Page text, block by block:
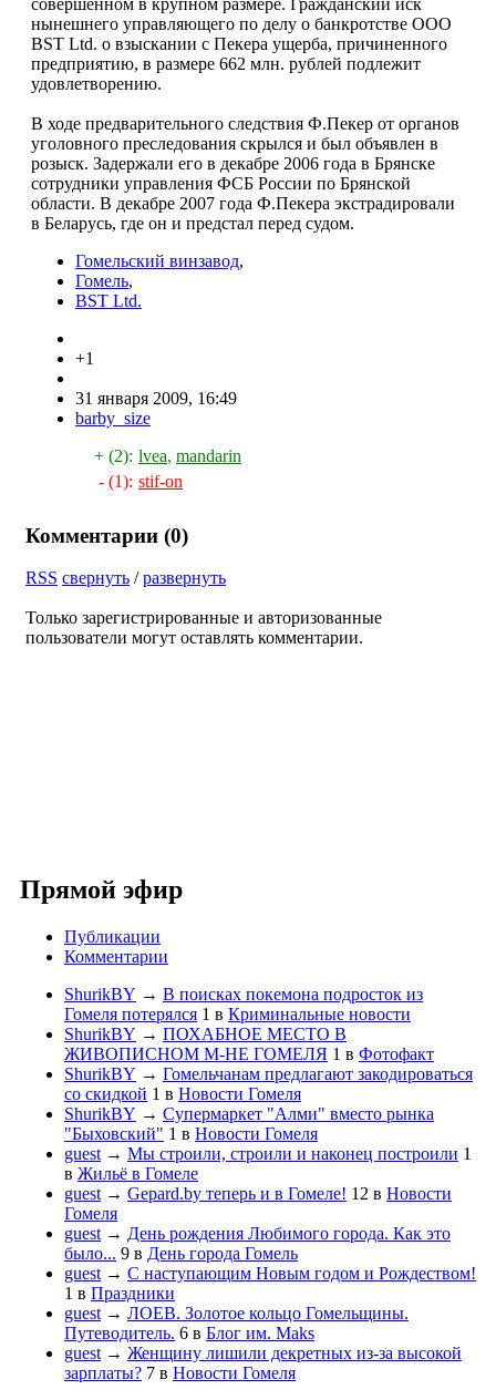
нынешнего управляющего по делу о банкротстве ООО
BST Ltd. о взыскании с Пекера ущерба, причиненного
предприятию, в размере 662 млн. рублей подлежит
удовлетворению.
В ходе предварительного следствия Ф.Пекер от органов
уголовного преследования скрылся и был объявлен в
розыск. Задержали его в декабре 2006 года в Брянске
сотрудники управления ФСБ России по Брянской
области. В декабре 2007 года Ф.Пекера экстрадировали
в Беларусь, где он и предстал перед судом.
Гомельский винзавод,
Гомель,
BST Ltd.
+1
31 января 2009, 16:49
barby_size
+ (2): lvea, mandarin
- (1): stif-on
Комментарии (0)
RSS свернуть /развернуть
Только зарегистрированные и авторизованные
пользователи могут оставлять комментарии.
Прямой эфир
Публикации
Комментарии
ShurikBY → В поисках покемона подросток из
Гомеля потерялся 1 в Криминальные новости
ShurikBY → ПОХАБНОЕ МЕСТО В
ЖИВОПИСНОМ М-НЕ ГОМЕЛЯ 1 в Фотофакт
ShurikBY → Гомельчанам предлагают закодироваться
со скидкой 1 в Новости Гомеля
ShurikBY → Супермаркет "Алми" вместо рынка
"Быховский" 1 в Новости Гомеля
guest → Мы строили, строили и наконец построили 1
в Жильё в Гомеле
guest → Gepard.by теперь и в Гомеле! 12 в Новости
Гомеля
guest → День рождения Любимого города. Как это
было... 9 в День города Гомель
guest → С наступающим Новым годом и Рождеством!
1 в Праздники
guest → ЛОЕВ. Золотое кольцо Гомельщины.
Путеводитель. 6 в Блог им. Maks
guest → Женщину лишили декретных из-за высокой
зарплаты? 7 в Новости Гомеля